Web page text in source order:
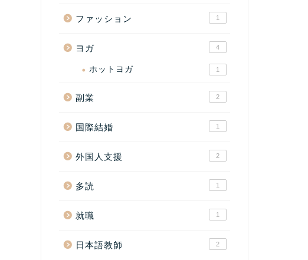
ファッション 1
ヨガ 4
ホットヨガ 1
副業 2
国際結婚 1
外国人支援 2
多読 1
就職 1
日本語教師 2